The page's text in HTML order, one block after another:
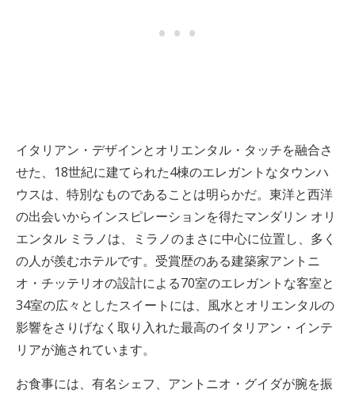
イタリアン・デザインとオリエンタル・タッチを融合さ
せた、18世紀に建てられた4棟のエレガントなタウンハ
ウスは、特別なものであることは明らかだ。東洋と西洋
の出会いからインスピレーションを得たマンダリン オリ
エンタル ミラノは、ミラノのまさに中心に位置し、多く
の人が羨むホテルです。受賞歴のある建築家アントニ
オ・チッテリオの設計による70室のエレガントな客室と
34室の広々としたスイートには、風水とオリエンタルの
影響をさりげなく取り入れた最高のイタリアン・インテ
リアが施されています。
お食事には、有名シェフ、アントニオ・グイダが腕を振